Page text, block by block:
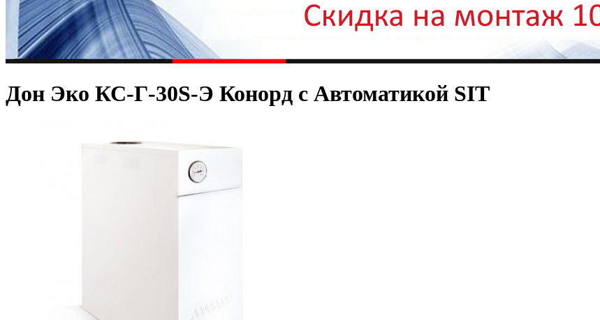
Дон Эко КС-Г-30S-Э Конорд с Автоматикой SIT